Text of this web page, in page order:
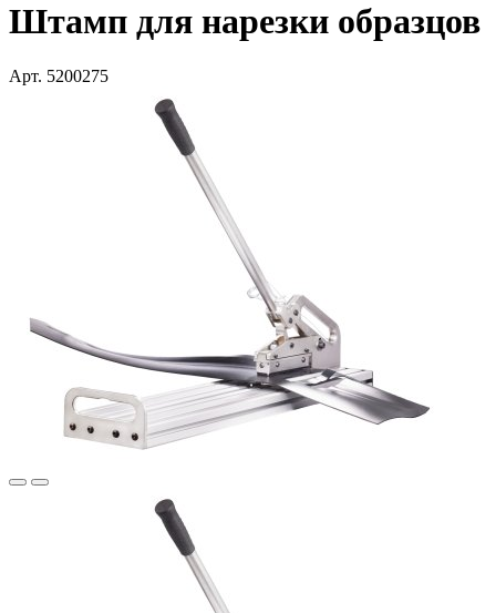
Штамп для нарезки образцов
Арт. 5200275